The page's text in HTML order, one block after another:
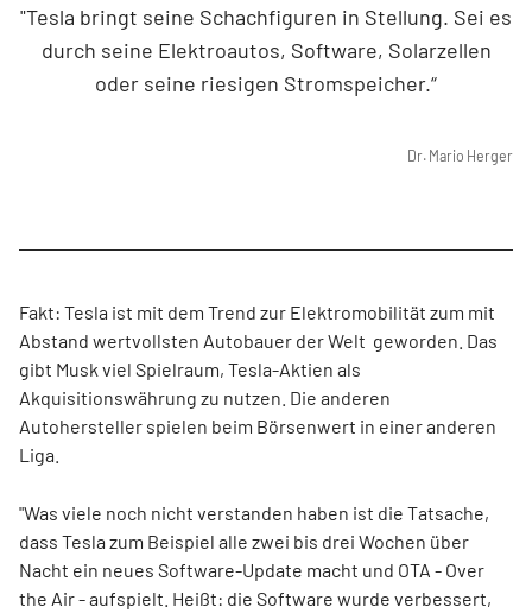
"Tesla bringt seine Schachfiguren in Stellung. Sei es
durch seine Elektroautos, Software, Solarzellen
oder seine riesigen Stromspeicher.“
Dr. Mario Herger
Fakt: Tesla ist mit dem Trend zur Elektromobilität zum mit
Abstand wertvollsten Autobauer der Welt geworden. Das
gibt Musk viel Spielraum, Tesla-Aktien als
Akquisitionswährung zu nutzen. Die anderen
Autohersteller spielen beim Börsenwert in einer anderen
Liga.
"Was viele noch nicht verstanden haben ist die Tatsache,
dass Tesla zum Beispiel alle zwei bis drei Wochen über
Nacht ein neues Software-Update macht und OTA - Over
the Air - aufspielt. Heißt: die Software wurde verbessert,